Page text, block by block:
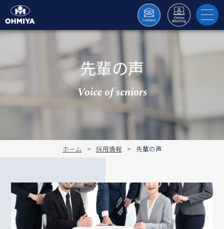
toggle
先輩の声
Voice of seniors
ホーム 採用情報 先輩の声